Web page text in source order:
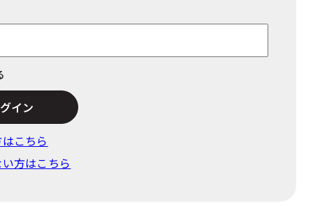
イン
こちら
方はこちら